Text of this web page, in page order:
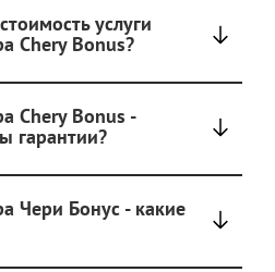
услуги
Chery Bonus?
Chery Bonus -
гарантии?
Чери Бонус - какие